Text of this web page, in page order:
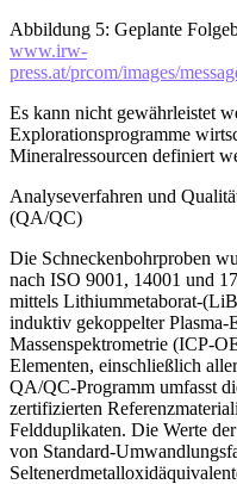
Abbildung 5: Geplante
www.irw-
press.at/prcom/images/
Es kann nicht gewährleistet
Explorationsprogramme
Mineralressourcen definiert
Analyseverfahren und
(QA/QC)
Die Schneckenbohrproben
nach ISO 9001, 14001 und
mittels Lithiummetaborat-
induktiv gekoppelter Plasma-
Massenspektrometrie (ICP-
Elementen, einschließlich
QA/QC-Programm umfasst
zertifizierten
Feldduplikaten. Die Werte
von Standard-